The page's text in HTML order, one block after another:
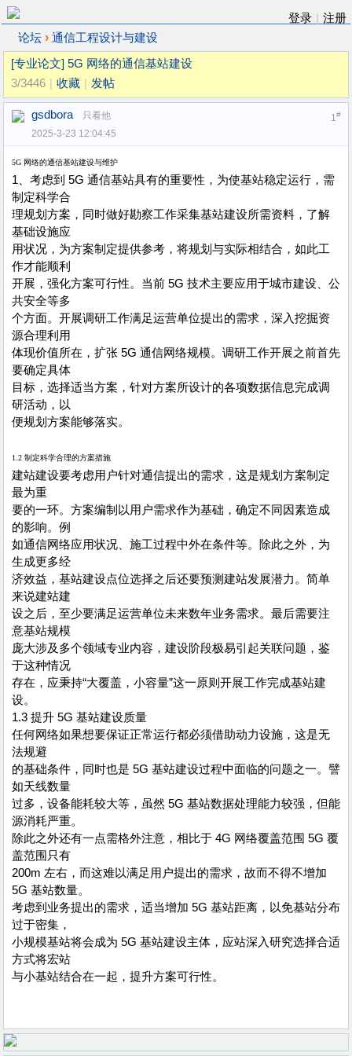
登录
注册
论坛 › 通信工程设计与建设
[专业论文] 5G 网络的通信基站建设
3/3446
收藏 发帖
1#
gsdbora
只看他
2025-3-23 12:04:45
5G 网络的通信基站建设与维护
1、考虑到 5G 通信基站具有的重要性，为使基站稳定运行，需
制定科学合
理规划方案，同时做好勘察工作采集基站建设所需资料，了解
基础设施应
用状况，为方案制定提供参考，将规划与实际相结合，如此工
作才能顺利
开展，强化方案可行性。当前 5G 技术主要应用于城市建设、公
共安全等多
个方面。开展调研工作满足运营单位提出的需求，深入挖掘资
源合理利用
体现价值所在，扩张 5G 通信网络规模。调研工作开展之前首先
要确定具体
目标，选择适当方案，针对方案所设计的各项数据信息完成调
研活动，以
便规划方案能够落实。
1.2 制定科学合理的方案措施
建站建设要考虑用户针对通信提出的需求，这是规划方案制定
最为重
要的一环。方案编制以用户需求作为基础，确定不同因素造成
的影响。例
如通信网络应用状况、施工过程中外在条件等。除此之外，为
生成更多经
济效益，基站建设点位选择之后还要预测建站发展潜力。简单
来说建站建
设之后，至少要满足运营单位未来数年业务需求。最后需要注
意基站规模
庞大涉及多个领域专业内容，建设阶段极易引起关联问题，鉴
于这种情况
存在，应秉持“大覆盖，小容量”这一原则开展工作完成基站建
设。
1.3 提升 5G 基站建设质量
任何网络如果想要保证正常运行都必须借助动力设施，这是无
法规避
的基础条件，同时也是 5G 基站建设过程中面临的问题之一。譬
如天线数量
过多，设备能耗较大等，虽然 5G 基站数据处理能力较强，但能
源消耗严重。
除此之外还有一点需格外注意，相比于 4G 网络覆盖范围 5G 覆
盖范围只有
200m 左右，而这难以满足用户提出的需求，故而不得不增加
5G 基站数量。
考虑到业务提出的需求，适当增加 5G 基站距离，以免基站分布
过于密集，
小规模基站将会成为 5G 基站建设主体，应站深入研究选择合适
方式将宏站
与小基站结合在一起，提升方案可行性。